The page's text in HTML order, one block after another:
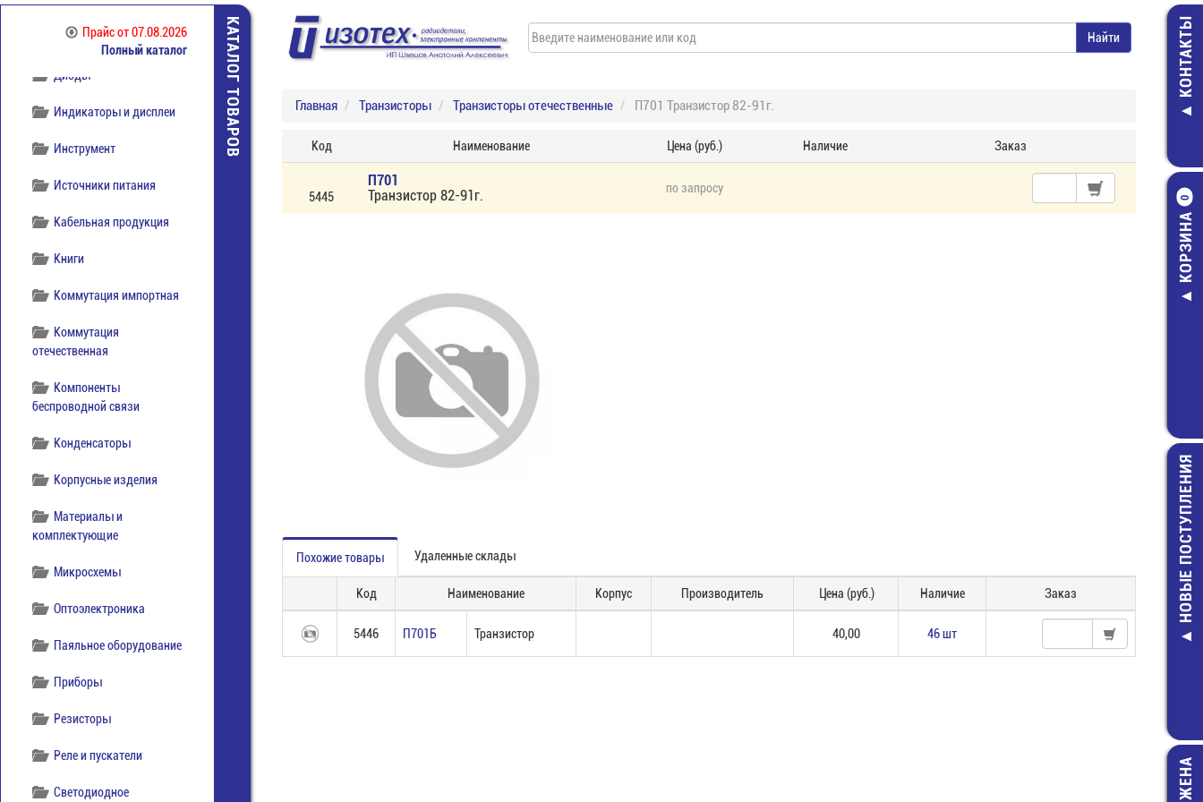
Прайсот 07.08.2026
Полный каталог
Диоды
Индикаторы и дисплеи
Инструмент
Источники питания
Кабельная продукция
Книги
Коммутация импортная
Коммутация
отечественная
Компоненты
беспроводной связи
Конденсаторы
Корпусные изделия
Материалы и
комплектующие
Микросхемы
Оптоэлектроника
Паяльное оборудование
Приборы
Резисторы
Реле и пускатели
Светодиодное
КАТАЛОГ ТОВАРОВ КОНТАКТЫ
КОРЗИНА
0
FRC-10
Шлейф
проводников,
НОВЫЕ ПОСТУПЛЕНИЯ
Главная Транзисторы Транзисторы отечественные П701 Транзистор 82-91г.
Код Наименование Цена (руб.) Наличие Заказ
5445
П701
Транзистор 82-91г.
по запросу
Похожие товары Удаленные склады
Код Наименование Корпус Производитель Цена (руб.) Наличие Заказ
5446 П701Б Транзистор 40,00 46 шт